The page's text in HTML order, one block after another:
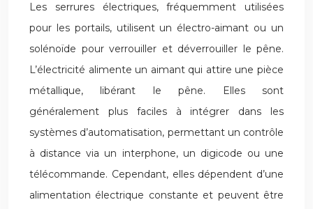
Les serrures électriques, fréquemment utilisées
pour les portails, utilisent un électro-aimant ou un
solénoïde pour verrouiller et déverrouiller le pêne.
L’électricité alimente un aimant qui attire une pièce
métallique, libérant le pêne. Elles sont
généralement plus faciles à intégrer dans les
systèmes d’automatisation, permettant un contrôle
à distance via un interphone, un digicode ou une
télécommande. Cependant, elles dépendent d’une
alimentation électrique constante et peuvent être